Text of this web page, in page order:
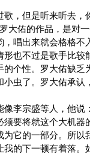
，但是听来听去，
大佑的作品，是对
唱出来就会格格不
形也不过是歌手比
个性。罗大佑缺乏
虫了。罗大佑承认
宗盛等人，他说
要将就这个大机
它的一部分。所
的下一顿有着落